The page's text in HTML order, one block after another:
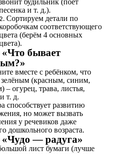
будильник (поёт
и т. д.).
Сортируем детали по
соответствующего
(берём 4 основных
бывает
вместе с ребёнком, что
зелёным (красным, синим,
– огурец, трава, листья,
т. д.
способствует развитию
но может вызвать
у речевиков даже
дошкольного возраста.
— радуга»
лист бумаги (лучше